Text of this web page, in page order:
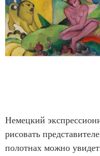
Немецкий
рисовать
полотнах можно